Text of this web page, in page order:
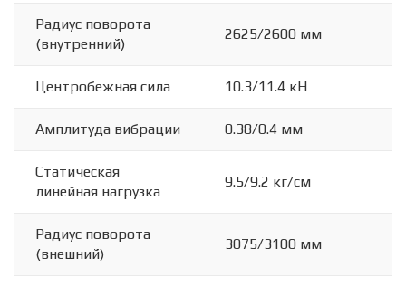
Радиус поворота
(внутренний)
2625/2600 мм
Центробежная сила 10.3/11.4 кН
Амплитуда вибрации 0.38/0.4 мм
Статическая
линейная нагрузка
9.5/9.2 кг/см
Радиус поворота
(внешний)
3075/3100 мм